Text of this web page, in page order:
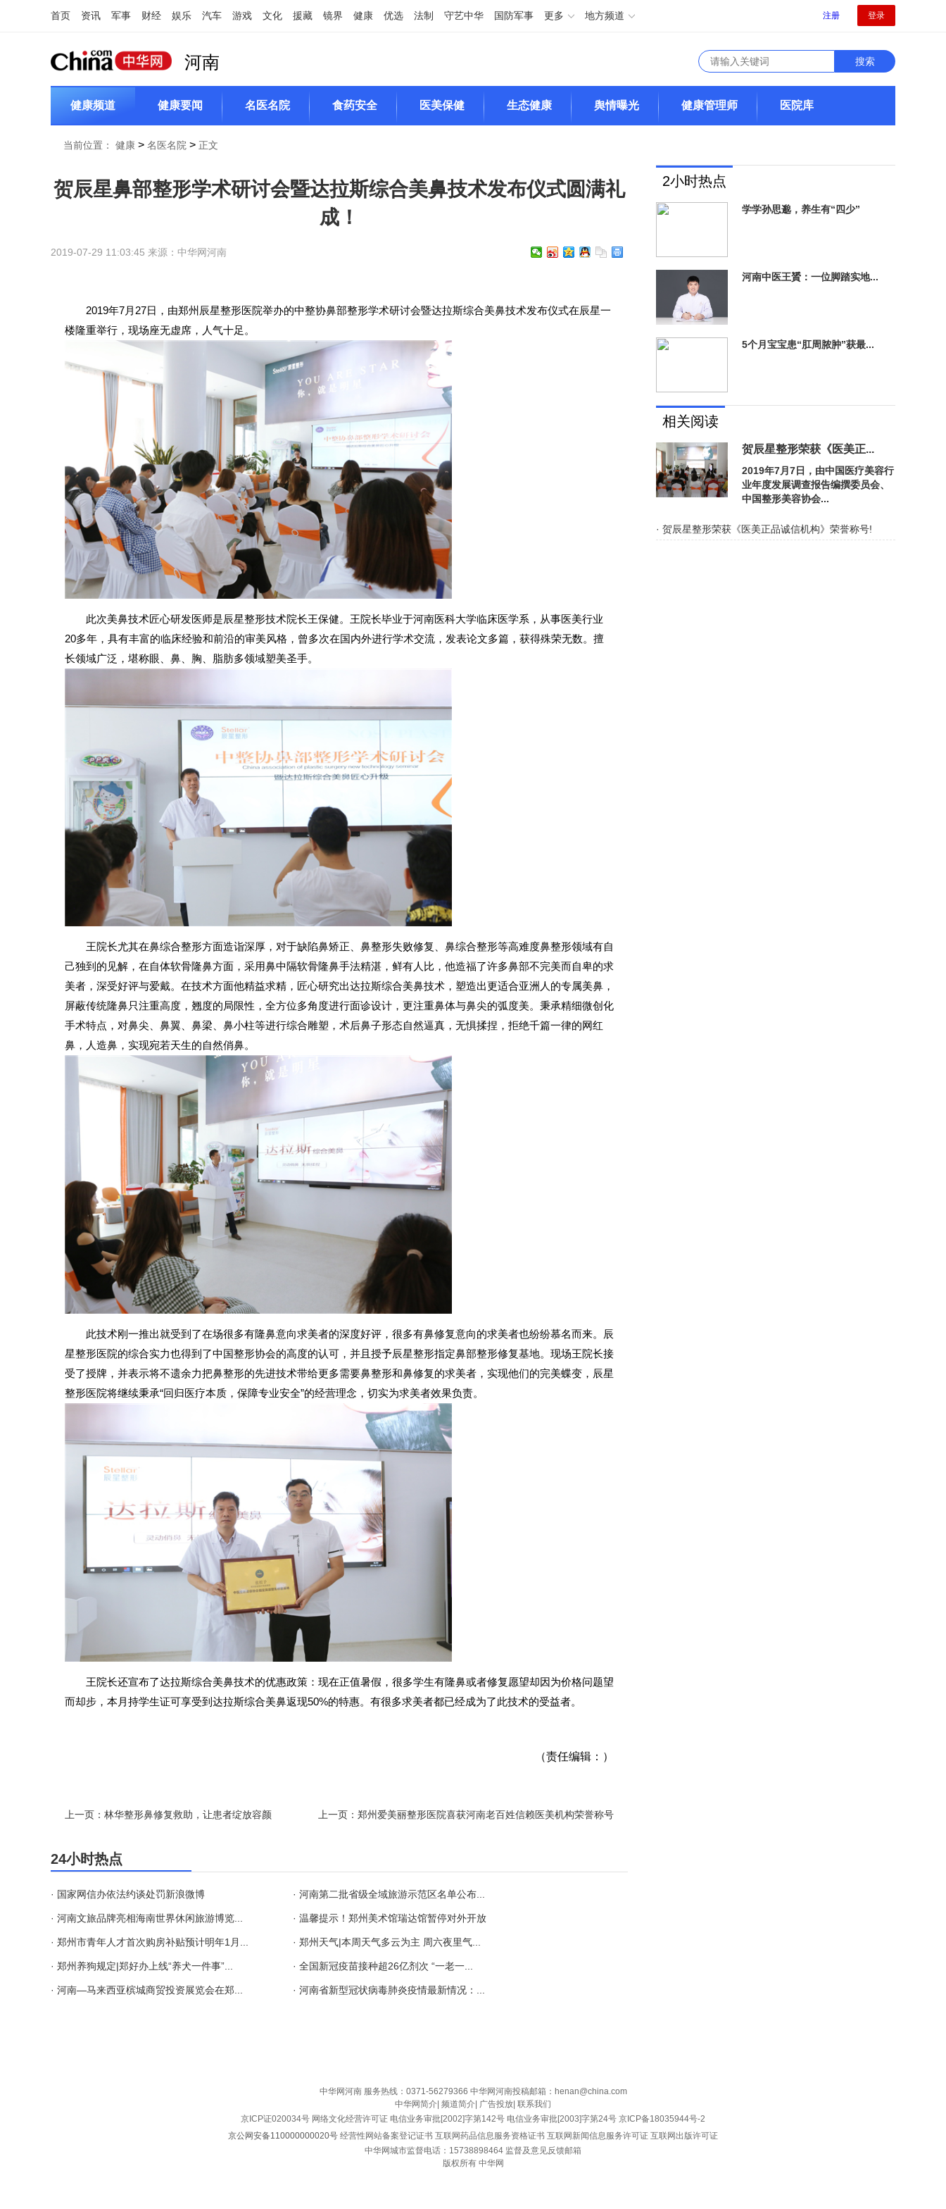
首页 资讯 军事 财经 娱乐 汽车 游戏 文化 援藏 镜界 健康 优选 法制 守艺中华 国防军事 更多 地方频道 注册 登录
河南
健康频道 健康要闻 名医名院 食药安全 医美保健 生态健康 舆情曝光 健康管理师 医院库
当前位置： 健康 > 名医名院 > 正文
贺辰星鼻部整形学术研讨会暨达拉斯综合美鼻技术发布仪式圆满礼
成！
2019-07-29 11:03:45 来源： 中华网河南
2019年7月27日，由郑州辰星整形医院举办的中整协鼻部整形学术研讨会暨达拉斯综合美鼻技术发布仪式在辰星一
楼隆重举行，现场座无虚席，人气十足。
此次美鼻技术匠心研发医师是辰星整形技术院长王保健。王院长毕业于河南医科大学临床医学系，从事医美行业
20多年，具有丰富的临床经验和前沿的审美风格，曾多次在国内外进行学术交流，发表论文多篇，获得殊荣无数。擅
长领域广泛，堪称眼、鼻、胸、脂肪多领域塑美圣手。
王院长尤其在鼻综合整形方面造诣深厚，对于缺陷鼻矫正、鼻整形失败修复、鼻综合整形等高难度鼻整形领域有自
己独到的见解，在自体软骨隆鼻方面，采用鼻中隔软骨隆鼻手法精湛，鲜有人比，他造福了许多鼻部不完美而自卑的求
美者，深受好评与爱戴。在技术方面他精益求精，匠心研究出达拉斯综合美鼻技术，塑造出更适合亚洲人的专属美鼻，
屏蔽传统隆鼻只注重高度，翘度的局限性，全方位多角度进行面诊设计，更注重鼻体与鼻尖的弧度美。秉承精细微创化
手术特点，对鼻尖、鼻翼、鼻梁、鼻小柱等进行综合雕塑，术后鼻子形态自然逼真，无惧揉捏，拒绝千篇一律的网红
鼻，人造鼻，实现宛若天生的自然俏鼻。
此技术刚一推出就受到了在场很多有隆鼻意向求美者的深度好评，很多有鼻修复意向的求美者也纷纷慕名而来。辰
星整形医院的综合实力也得到了中国整形协会的高度的认可，并且授予辰星整形指定鼻部整形修复基地。现场王院长接
受了授牌，并表示将不遗余力把鼻整形的先进技术带给更多需要鼻整形和鼻修复的求美者，实现他们的完美蝶变，辰星
整形医院将继续秉承“回归医疗本质，保障专业安全”的经营理念，切实为求美者效果负责。
王院长还宣布了达拉斯综合美鼻技术的优惠政策：现在正值暑假，很多学生有隆鼻或者修复愿望却因为价格问题望
而却步，本月持学生证可享受到达拉斯综合美鼻返现50%的特惠。有很多求美者都已经成为了此技术的受益者。
（责任编辑：）
上一页：林华整形鼻修复救助，让患者绽放容颜 上一页：郑州爱美丽整形医院喜获河南老百姓信赖医美机构荣誉称号
24小时热点
· 国家网信办依法约谈处罚新浪微博 · 河南第二批省级全域旅游示范区名单公布...
· 河南文旅品牌亮相海南世界休闲旅游博览... · 温馨提示！郑州美术馆瑞达馆暂停对外开放
· 郑州市青年人才首次购房补贴预计明年1月... · 郑州天气|本周天气多云为主 周六夜里气...
· 郑州养狗规定|郑好办上线“养犬一件事”... · 全国新冠疫苗接种超26亿剂次 “一老一...
· 河南—马来西亚槟城商贸投资展览会在郑... · 河南省新型冠状病毒肺炎疫情最新情况：...
2小时热点
学学孙思邈，养生有“四少”
河南中医王贇：一位脚踏实地...
5个月宝宝患“肛周脓肿”获最...
相关阅读
贺辰星整形荣获《医美正...
2019年7月7日，由中国医疗美容行
业年度发展调查报告编撰委员会、
中国整形美容协会...
· 贺辰星整形荣获《医美正品诚信机构》荣誉称号!
中华网河南服务热线：0371-56279366 中华网河南投稿邮箱：henan@china.com
中华网简介| 频道简介| 广告投放| 联系我们
京ICP证020034号 网络文化经营许可证 电信业务审批[2002]字第142号 电信业务审批[2003]字第24号 京ICP备18035944号-2
京公网安备110000000020号 经营性网站备案登记证书 互联网药品信息服务资格证书 互联网新闻信息服务许可证 互联网出版许可证
中华网城市监督电话：15738898464 监督及意见反馈邮箱
版权所有 中华网